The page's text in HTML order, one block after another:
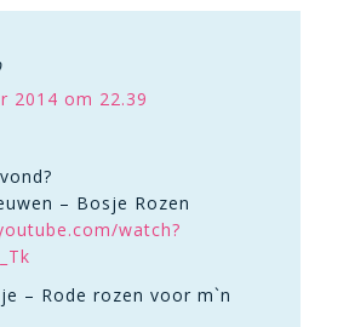
2014 om 22.39
– Bosje Rozen
watch?
– Rode rozen voor m`n